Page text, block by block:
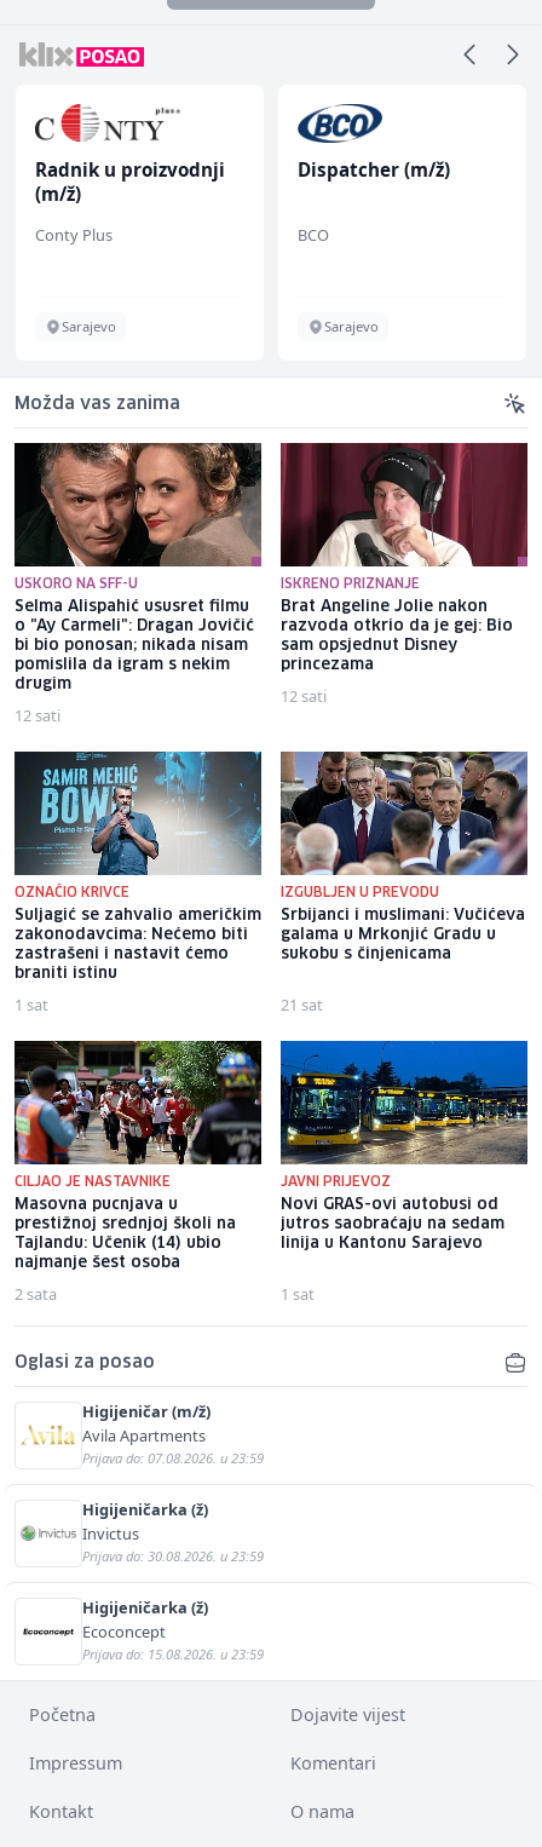
Radnik u proizvodnji
(m/ž)
Conty Plus
Sarajevo
Dispatcher (m/ž)
BCO
Sarajevo
Možda vas zanima
USKORO NA SFF-U
Selma Alispahić ususret filmu
o "Ay Carmeli": Dragan Jovičić
bi bio ponosan; nikada nisam
pomislila da igram s nekim
drugim
12 sati
ISKRENO PRIZNANJE
Brat Angeline Jolie nakon
razvoda otkrio da je gej: Bio
sam opsjednut Disney
princezama
12 sati
OZNAČIO KRIVCE
Suljagić se zahvalio američkim
zakonodavcima: Nećemo biti
zastrašeni i nastavit ćemo
braniti istinu
1 sat
IZGUBLJEN U PREVODU
Srbijanci i muslimani: Vučićeva
galama u Mrkonjić Gradu u
sukobu s činjenicama
21 sat
CILJAO JE NASTAVNIKE
Masovna pucnjava u
prestižnoj srednjoj školi na
Tajlandu: Učenik (14) ubio
najmanje šest osoba
2 sata
JAVNI PRIJEVOZ
Novi GRAS-ovi autobusi od
jutros saobraćaju na sedam
linija u Kantonu Sarajevo
1 sat
Oglasi za posao
Higijeničar (m/ž)
Avila Apartments
Prijava do: 07.08.2026. u 23:59
Higijeničarka (ž)
Invictus
Prijava do: 30.08.2026. u 23:59
Higijeničarka (ž)
Ecoconcept
Prijava do: 15.08.2026. u 23:59
Početna Dojavite vijest
Impressum Komentari
Kontakt O nama